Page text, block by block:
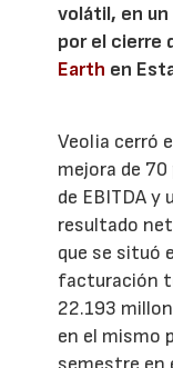
volátil, en
por el cierre
Earth en
Veolia cerró
mejora de
de EBITDA y
resultado
que se situó
facturación
22.193
en el mismo